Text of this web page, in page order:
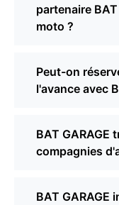
partenaire
moto ?
Peut-on
l'avance avec
BAT GARAGE
compagnies
BAT